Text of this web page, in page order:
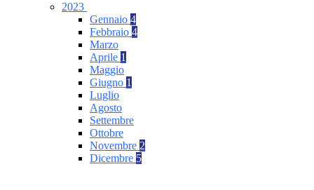
2023
Gennaio 4
Febbraio 4
Marzo
Aprile 1
Maggio
Giugno 1
Luglio
Agosto
Settembre
Ottobre
Novembre 2
Dicembre 5